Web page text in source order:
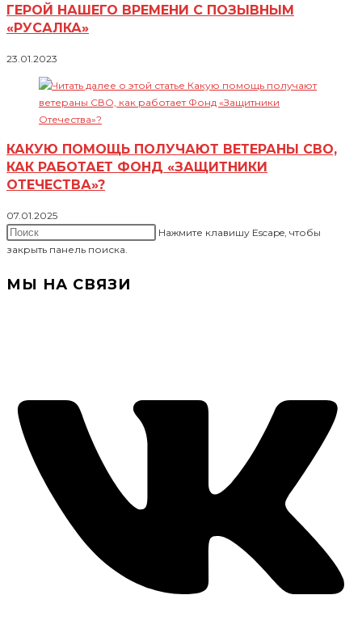
ГЕРОЙ НАШЕГО ВРЕМЕНИ С ПОЗЫВНЫМ
«РУСАЛКА»
23.01.2023
КАКУЮ ПОМОЩЬ ПОЛУЧАЮТ ВЕТЕРАНЫ СВО,
КАК РАБОТАЕТ ФОНД «ЗАЩИТНИКИ
ОТЕЧЕСТВА»?
07.01.2025
Нажмите клавишу Escape, чтобы
закрыть панель поиска.
МЫ НА СВЯЗИ